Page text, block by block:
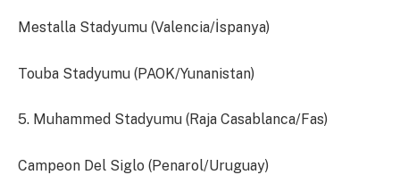
Mestalla Stadyumu (Valencia/İspanya)
Touba Stadyumu (PAOK/Yunanistan)
5. Muhammed Stadyumu (Raja Casablanca/Fas)
Campeon Del Siglo (Penarol/Uruguay)